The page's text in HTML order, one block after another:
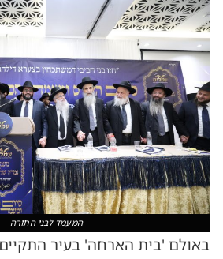
המעמד לבני התורה
באולם 'בית הארחה' בעיר